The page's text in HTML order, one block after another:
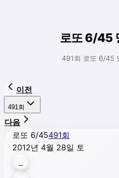
로또 6/45
491회 로또 6/45
이전
491회
다음
로또 6/45491회
2012년 4월 28일 토